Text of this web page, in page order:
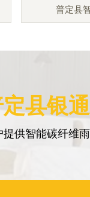
普定县
县银
提供智能碳纤维